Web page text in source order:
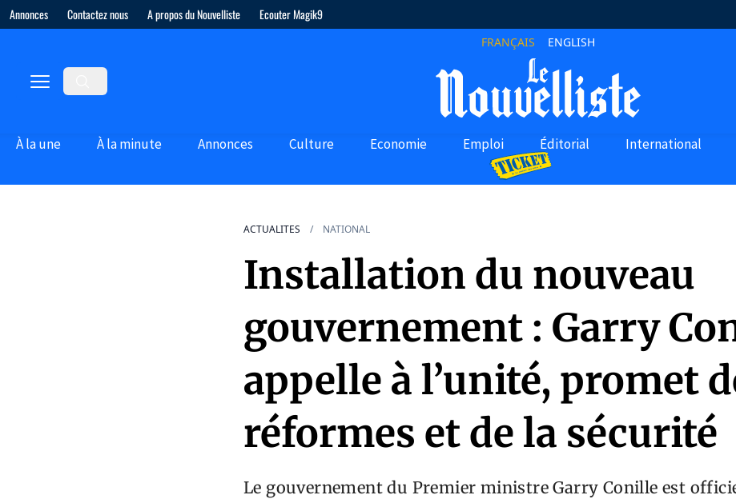
Annonces Contactez nous A propos du Nouvelliste Ecouter Magik9
FRANÇAIS ENGLISH
À la une À la minute Annonces Culture Economie Emploi Éditorial International
ACTUALITES NATIONAL
Installation du nouveau
gouvernement : Garry
appelle à l’unité, promet
réformes et de la sécurité
Le gouvernement du Premier ministre Garry Conille est